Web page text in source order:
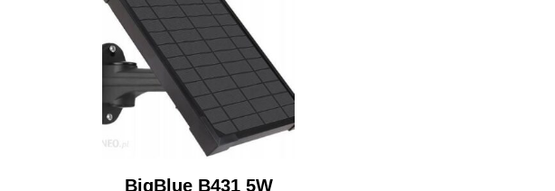
BigBlue B431 5W